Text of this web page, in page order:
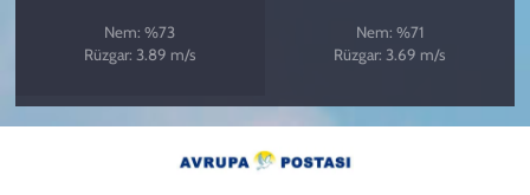
Nem: %73
Rüzgar: 3.89 m/s
Nem: %71
Rüzgar: 3.69 m/s